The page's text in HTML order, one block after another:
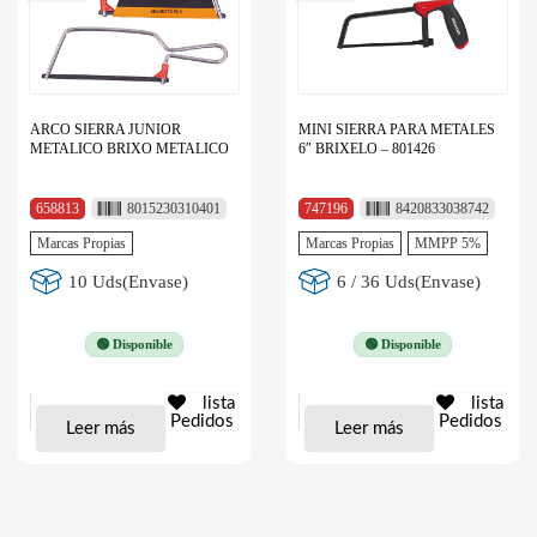
ARCO SIERRA JUNIOR
METALICO BRIXO METALICO
658813 8015230310401
Marcas Propias
10 Uds(Envase)
🟢 Disponible
Leer más
lista
Pedidos
MINI SIERRA PARA METALES
6″ BRIXELO – 801426
747196 8420833038742
Marcas Propias MMPP 5%
6 / 36 Uds(Envase)
🟢 Disponible
Leer más
lista
Pedidos